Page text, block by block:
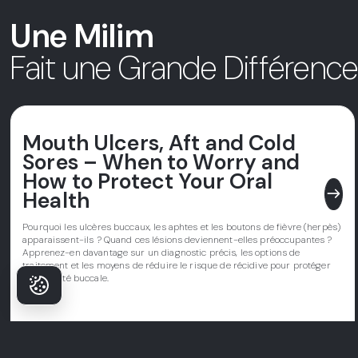
Une Milim
Fait une Grande Différence
Mouth Ulcers, Aft and Cold
Sores – When to Worry and
How to Protect Your Oral
Health east
Pourquoi les ulcères buccaux, les aphtes et les boutons de fièvre (herpès)
apparaissent-ils ? Quand ces lésions deviennent-elles préoccupantes ?
Apprenez-en davantage sur un diagnostic précis, les options de
traitement et les moyens de réduire le risque de récidive pour protéger
votre santé buccale.